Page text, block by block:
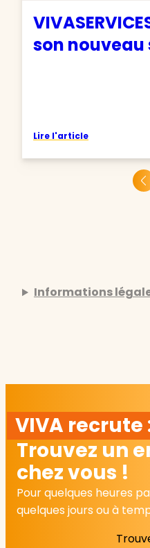
son nouveau
Lire l'article
Informations
VIVA recrute
Trouvez un
chez vous !
Pour quelques heures
quelques jours ou à